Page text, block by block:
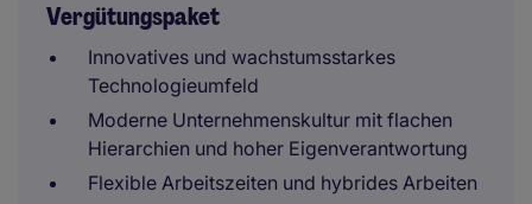
Vergütungspaket
Innovatives und wachstumsstarkes
Technologieumfeld
Moderne Unternehmenskultur mit flachen
Hierarchien und hoher Eigenverantwortung
Flexible Arbeitszeiten und hybrides Arbeiten